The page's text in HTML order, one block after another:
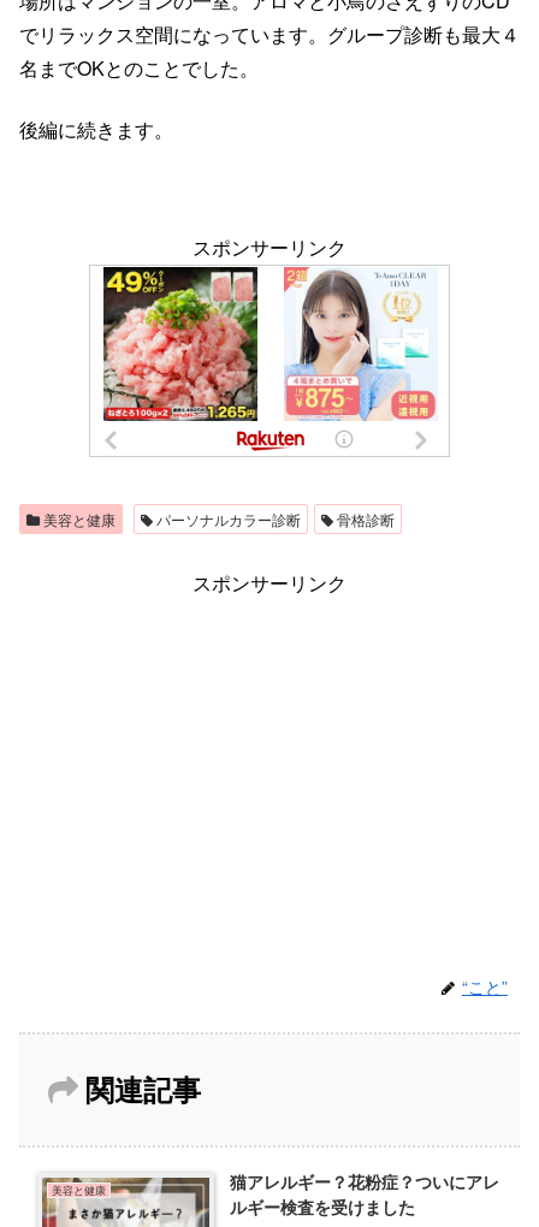
でリラックス空間になっています。グループ診断も最大４
名までOKとのことでした。
後編に続きます。
スポンサーリンク
美容と健康 パーソナルカラー診断 骨格診断
スポンサーリンク
“こと”
関連記事
美容と健康
猫アレルギー？花粉症？ついにアレ
ルギー検査を受けました